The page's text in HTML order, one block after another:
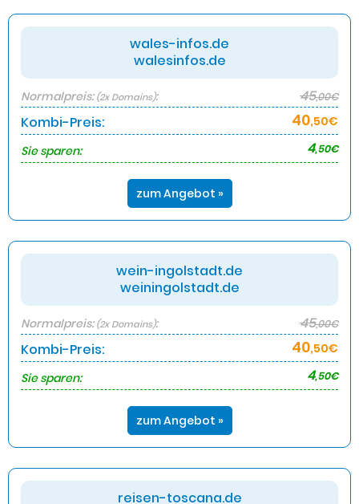
wales-infos.de
walesinfos.de
Normalpreis:(2x Domains): 45,00€
Kombi-Preis: 40,50€
Sie sparen:
4,50€
zum Angebot »
wein-ingolstadt.de
weiningolstadt.de
Normalpreis:(2x Domains): 45,00€
Kombi-Preis: 40,50€
Sie sparen:
4,50€
zum Angebot »
reisen-toscana.de